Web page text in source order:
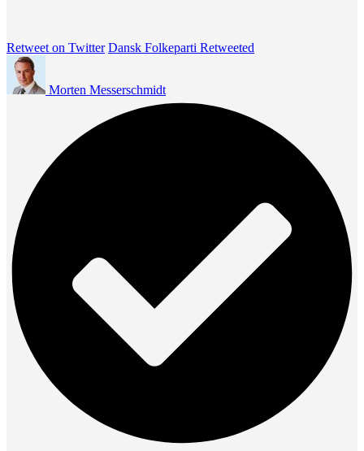
Retweet on Twitter Dansk Folkeparti Retweeted
Morten Messerschmidt